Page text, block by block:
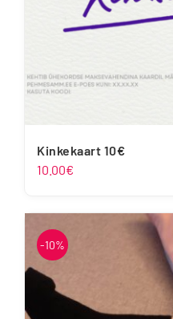
Kinkekaart 10€
10.00€
-10%